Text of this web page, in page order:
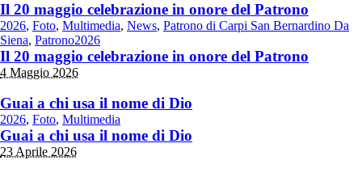
Il 20 maggio celebrazione in onore del Patrono
2026, Foto, Multimedia, News, Patrono di Carpi San Bernardino Da
Siena, Patrono2026
Il 20 maggio celebrazione in onore del Patrono
4 Maggio 2026
Guai a chi usa il nome di Dio
2026, Foto, Multimedia
Guai a chi usa il nome di Dio
23 Aprile 2026